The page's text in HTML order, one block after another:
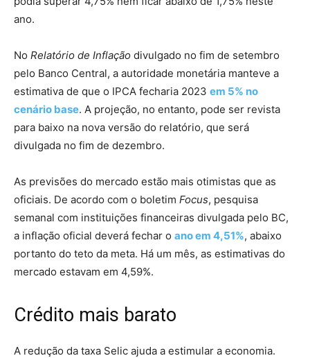
ano.
No Relatório de Inflação divulgado no fim de setembro
pelo Banco Central, a autoridade monetária manteve a
estimativa de que o IPCA fecharia 2023 em 5% no
cenário base. A projeção, no entanto, pode ser revista
para baixo na nova versão do relatório, que será
divulgada no fim de dezembro.
As previsões do mercado estão mais otimistas que as
oficiais. De acordo com o boletim Focus, pesquisa
semanal com instituições financeiras divulgada pelo BC,
a inflação oficial deverá fechar o ano em 4,51%, abaixo
portanto do teto da meta. Há um mês, as estimativas do
mercado estavam em 4,59%.
Crédito mais barato
A redução da taxa Selic ajuda a estimular a economia.